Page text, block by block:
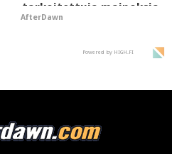
tarkoitettuja mainoksia
- vaikuttaa tekoälyn
AfterDawn
Powered by HIGH.FI